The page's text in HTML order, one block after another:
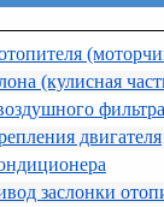
(кулисная
фильтра
двигателя
заслонки